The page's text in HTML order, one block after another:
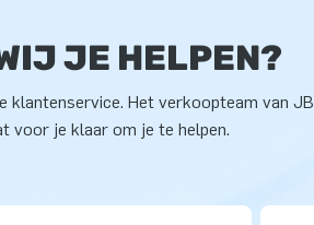
JE HELPEN?
klantenservice. Het verkoopteam van JB
voor je klaar om je te helpen.